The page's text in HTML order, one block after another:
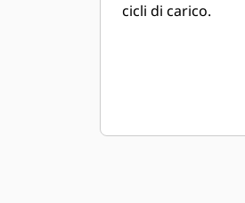
cicli di carico.